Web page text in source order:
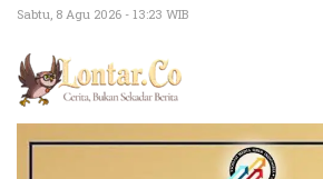
Sabtu, 8 Agu 2026 - 13:23 WIB